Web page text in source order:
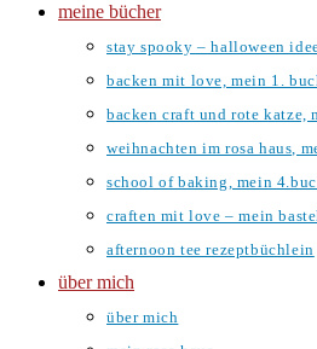
meine bücher
stay spooky – halloween
backen mit love, mein 1.
backen craft und rote katze,
weihnachten im rosa haus,
school of baking, mein
craften mit love – mein
afternoon tee rezeptbüchlein
über mich
über mich